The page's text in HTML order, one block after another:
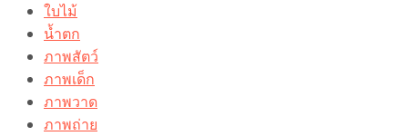
ใบไม้
น้ำตก
ภาพสัตว์
ภาพเด็ก
ภาพวาด
ภาพถ่าย